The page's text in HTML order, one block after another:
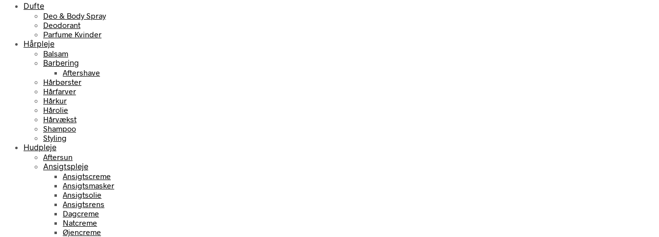
Dufte
Deo & Body Spray
Deodorant
Parfume Kvinder
Hårpleje
Balsam
Barbering
Aftershave
Hårbørster
Hårfarver
Hårkur
Hårolie
Hårvækst
Shampoo
Styling
Hudpleje
Aftersun
Ansigtspleje
Ansigtscreme
Ansigtsmasker
Ansigtsolie
Ansigtsrens
Dagcreme
Natcreme
Øjencreme